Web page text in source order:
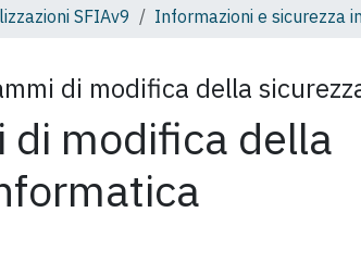
SFIAv9 Informazioni e sicurezza
di modifica della
di modifica della